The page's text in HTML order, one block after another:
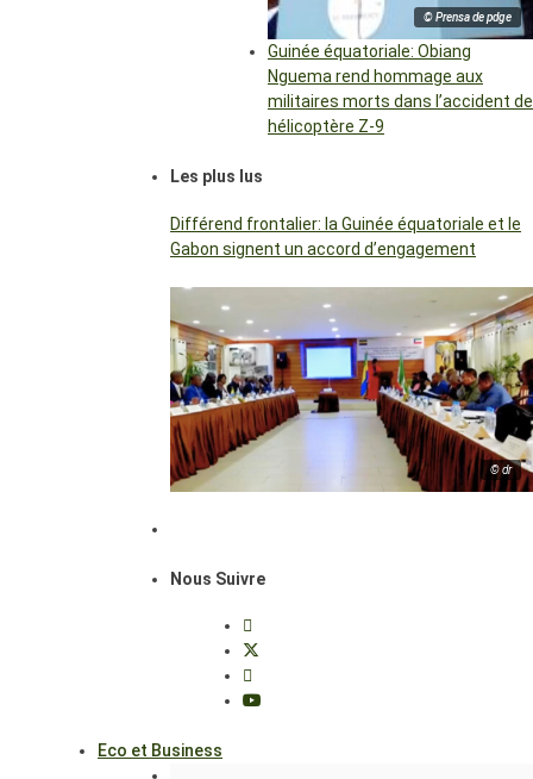
© Prensa de pdge
Guinée équatoriale: Obiang
Nguema rend hommage aux
militaires morts dans l’accident de
hélicoptère Z-9
Les plus lus
Différend frontalier: la Guinée équatoriale et le
Gabon signent un accord d’engagement
© dr
Nous Suivre
Eco et Business